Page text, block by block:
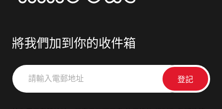
將我們加到你的收件箱
請
輸